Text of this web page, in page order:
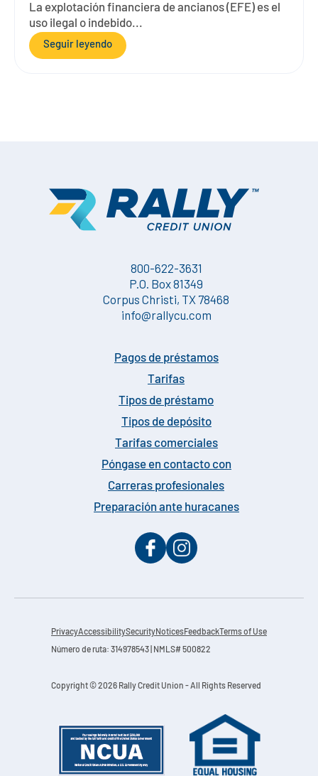
La explotación financiera de ancianos (EFE) es el
uso ilegal o indebido...
Seguir leyendo
800-622-3631
P.O. Box 81349
Corpus Christi, TX 78468
info@rallycu.com
Pagos de préstamos
Tarifas
Tipos de préstamo
Tipos de depósito
Tarifas comerciales
Póngase en contacto con
Carreras profesionales
Preparación ante huracanes
PrivacyAccessibilitySecurityNoticesFeedback Terms of Use
Número de ruta: 314978543 | NMLS# 500822
Copyright © 2026 Rally Credit Union - All Rights Reserved